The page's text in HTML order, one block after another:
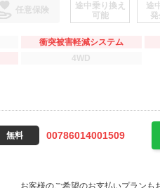
任意保険
途中乗り換え
可能
途
衝突被害軽減システム
4WD
無料 00786014001509
お客様のご希望のお支払いプランも